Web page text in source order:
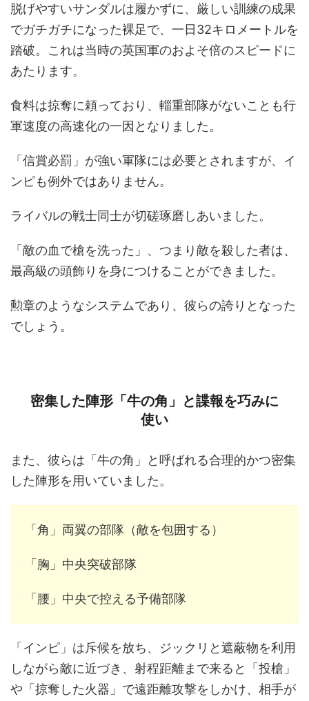
脱げやすいサンダルは履かずに、厳しい訓練の成果
でガチガチになった裸足で、一日32キロメートルを
踏破。これは当時の英国軍のおよそ倍のスピードに
あたります。
食料は掠奪に頼っており、輜重部隊がないことも行
軍速度の高速化の一因となりました。
「信賞必罰」が強い軍隊には必要とされますが、イ
ンピも例外ではありません。
ライバルの戦士同士が切磋琢磨しあいました。
「敵の血で槍を洗った」、つまり敵を殺した者は、
最高級の頭飾りを身につけることができました。
勲章のようなシステムであり、彼らの誇りとなった
でしょう。
密集した陣形「牛の角」と諜報を巧みに
使い
また、彼らは「牛の角」と呼ばれる合理的かつ密集
した陣形を用いていました。
「角」両翼の部隊（敵を包囲する）
「胸」中央突破部隊
「腰」中央で控える予備部隊
「インピ」は斥候を放ち、ジックリと遮蔽物を利用
しながら敵に近づき、射程距離まで来ると「投槍」
や「掠奪した火器」で遠距離攻撃をしかけ、相手が